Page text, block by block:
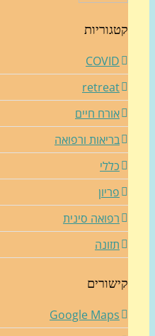
חיים
ורפואה
סינית
Google